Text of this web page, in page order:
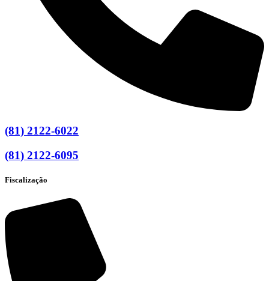
(81) 2122-6022
(81) 2122-6095
Fiscalização